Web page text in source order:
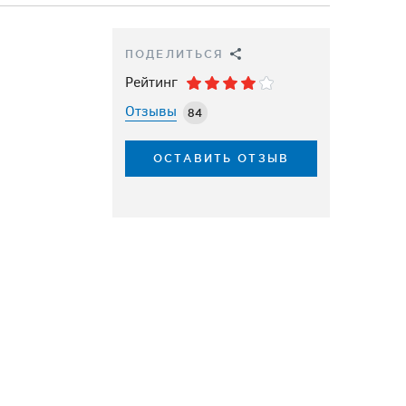
ПОДЕЛИТЬСЯ
Рейтинг
Отзывы
84
ОСТАВИТЬ ОТЗЫВ